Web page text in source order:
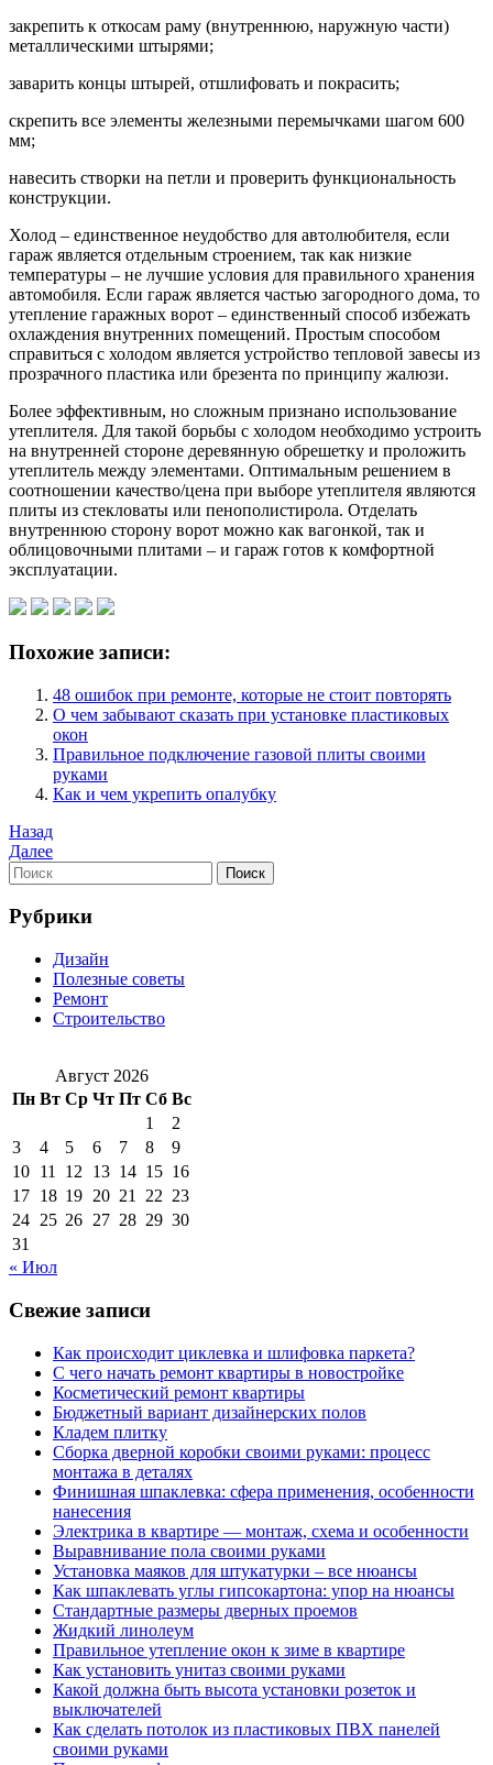
закрепить к откосам раму (внутреннюю, наружную части)
металлическими штырями;
заварить концы штырей, отшлифовать и покрасить;
скрепить все элементы железными перемычками шагом 600
мм;
навесить створки на петли и проверить функциональность
конструкции.
Холод – единственное неудобство для автолюбителя, если
гараж является отдельным строением, так как низкие
температуры – не лучшие условия для правильного хранения
автомобиля. Если гараж является частью загородного дома, то
утепление гаражных ворот – единственный способ избежать
охлаждения внутренних помещений. Простым способом
справиться с холодом является устройство тепловой завесы из
прозрачного пластика или брезента по принципу жалюзи.
Более эффективным, но сложным признано использование
утеплителя. Для такой борьбы с холодом необходимо устроить
на внутренней стороне деревянную обрешетку и проложить
утеплитель между элементами. Оптимальным решением в
соотношении качество/цена при выборе утеплителя являются
плиты из стекловаты или пенополистирола. Отделать
внутреннюю сторону ворот можно как вагонкой, так и
облицовочными плитами – и гараж готов к комфортной
эксплуатации.
Похожие записи:
48 ошибок при ремонте, которые не стоит повторять
О чем забывают сказать при установке пластиковых
окон
Правильное подключение газовой плиты своими
руками
Как и чем укрепить опалубку
Навигация
по
записям
Предыдущая
запись
Назад
Следующая
запись
Далее
Найти:
Поиск
Рубрики
Дизайн
Полезные советы
Ремонт
Строительство
Август 2026
Пн Вт Ср Чт Пт Сб Вс
1
2
3
4 5 6 7 8
9
10 11 12 13 14 15 16
17 18 19 20 21 22 23
24 25 26 27 28 29 30
31
« Июл
Свежие записи
Как происходит циклевка и шлифовка паркета?
С чего начать ремонт квартиры в новостройке
Косметический ремонт квартиры
Бюджетный вариант дизайнерских полов
Кладем плитку
Сборка дверной коробки своими руками: процесс
монтажа в деталях
Финишная шпаклевка: сфера применения, особенности
нанесения
Электрика в квартире — монтаж, схема и особенности
Выравнивание пола своими руками
Установка маяков для штукатурки – все нюансы
Как шпаклевать углы гипсокартона: упор на нюансы
Стандартные размеры дверных проемов
Жидкий линолеум
Правильное утепление окон к зиме в квартире
Как установить унитаз своими руками
Какой должна быть высота установки розеток и
выключателей
Как сделать потолок из пластиковых ПВХ панелей
своими руками